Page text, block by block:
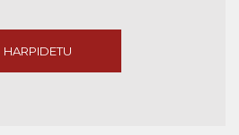
HARPIDETU